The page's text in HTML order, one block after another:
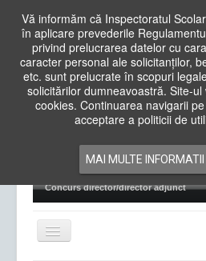
Vă informăm că Inspectoratul
în aplicare prevederile
privind prelucrarea datelor cu
caracter personal ale solicitanților,
etc. sunt prelucrate în scopuri
solicitărilor dumneavoastră. Site-
cookies. Continuarea navigarii
acceptare a politicii de
MAI MULTE INFORMATII
Cauta
in
siteAcasa Cadre Didactice
Examene Naționale
Concurs director/director adjunct
Comută
navigarea